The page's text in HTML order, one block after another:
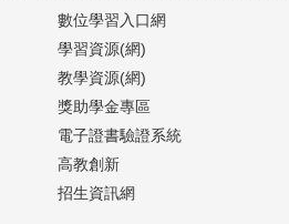
數位學習入口網
學習資源(網)
教學資源(網)
獎助學金專區
電子證書驗證系統
高教創新
招生資訊網